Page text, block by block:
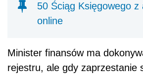
50 Ściąg Księgowego z
online
Minister finansów ma
rejestru, ale gdy zaprzestanie